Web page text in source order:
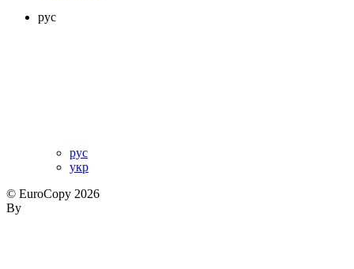
рус
рус
укр
© EuroCopy 2026
By